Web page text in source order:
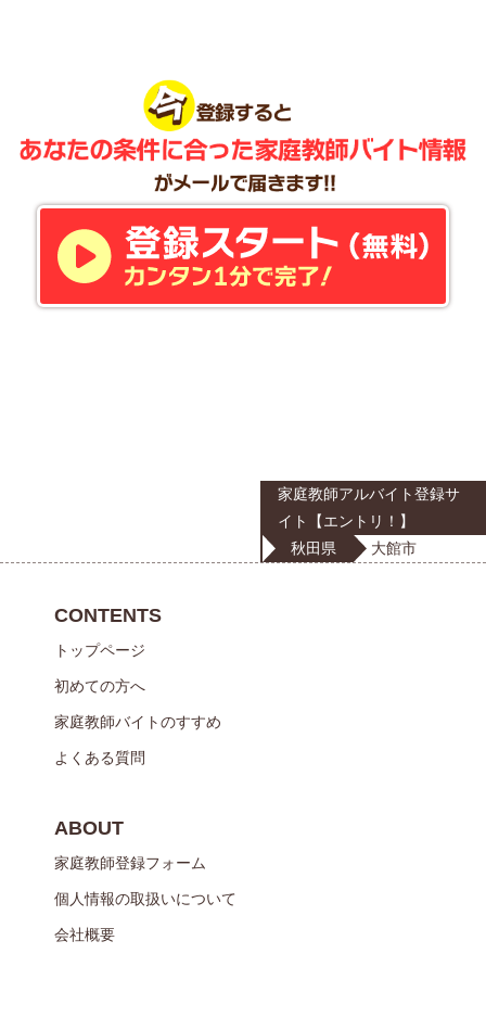
家庭教師アルバイト登録サ
イト【エントリ！】
秋田県
大館市
CONTENTS
トップページ
初めての方へ
家庭教師バイトのすすめ
よくある質問
ABOUT
家庭教師登録フォーム
個人情報の取扱いについて
会社概要